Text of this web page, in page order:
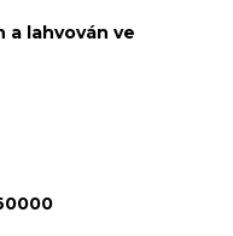
a lahvován ve